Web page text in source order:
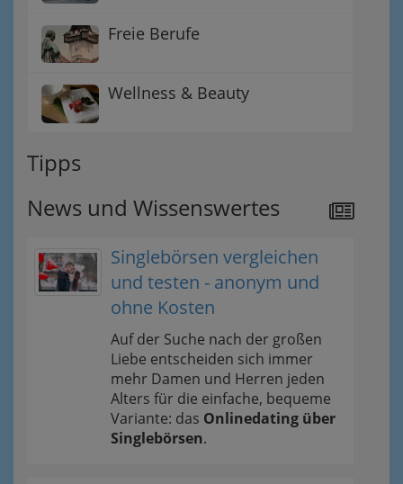
Freie Berufe
Wellness & Beauty
Tipps
News und Wissenswertes
Singlebörsen vergleichen
und testen - anonym und
ohne Kosten
Auf der Suche nach der großen
Liebe entscheiden sich immer
mehr Damen und Herren jeden
Alters für die einfache, bequeme
Variante: das Onlinedating über
Singlebörsen.